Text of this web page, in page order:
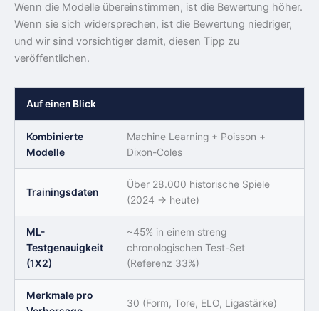
Wenn die Modelle übereinstimmen, ist die Bewertung höher.
Wenn sie sich widersprechen, ist die Bewertung niedriger,
und wir sind vorsichtiger damit, diesen Tipp zu
veröffentlichen.
Auf einen Blick
Kombinierte
Modelle
Machine Learning + Poisson +
Dixon-Coles
Trainingsdaten
Über 28.000 historische Spiele
(2024 → heute)
ML-
Testgenauigkeit
(1X2)
~45% in einem streng
chronologischen Test-Set
(Referenz 33%)
Merkmale pro
30 (Form, Tore, ELO, Ligastärke)